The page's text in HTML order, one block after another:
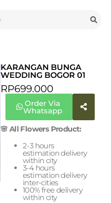
KARANGAN BUNGA
WEDDING BOGOR 01
RP699.000
Order Via
Whatsapp
🌸 All Flowers Product:
2-3 hours
estimation delivery
within city
3-4 hours
estimation delivery
inter-cities
100% free delivery
within city